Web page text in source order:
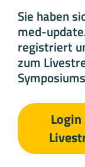
Sie haben
med-
registriert
zum